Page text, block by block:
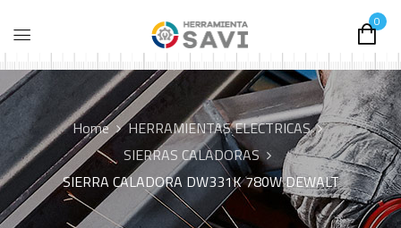
0
Home
HERRAMIENTAS ELECTRICAS
SIERRAS CALADORAS
SIERRA CALADORA DW331K 780W DEWALT